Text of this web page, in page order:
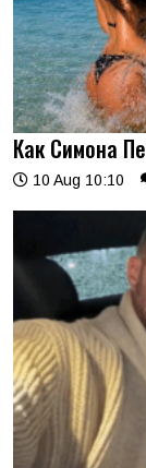
Как Симона
10 Aug 10:10